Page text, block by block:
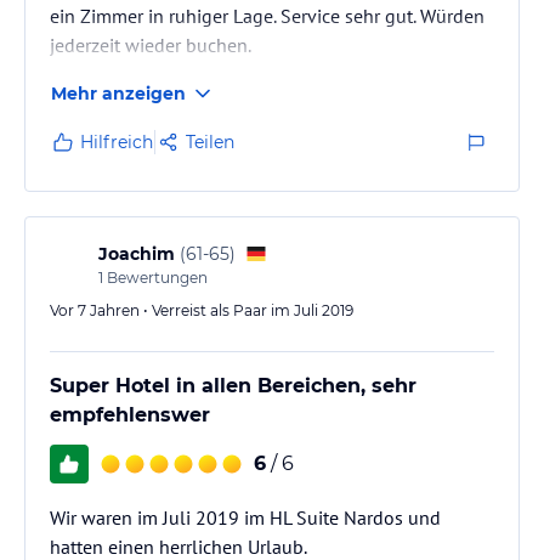
ein Zimmer in ruhiger Lage. Service sehr gut. Würden
jederzeit wieder buchen.
Mehr anzeigen
Hilfreich Teilen
Joachim (61-65)
1 Bewertungen
Vor 7 Jahren • Verreist als Paar im Juli 2019
Super Hotel in allen Bereichen, sehr
empfehlenswer
6 / 6
Wir waren im Juli 2019 im HL Suite Nardos und
hatten einen herrlichen Urlaub.